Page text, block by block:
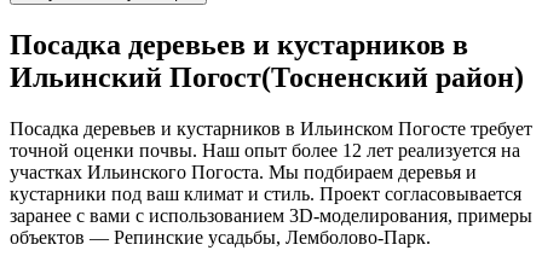
Посадка деревьев и кустарников в
Ильинский Погост(Тосненский район)
Посадка деревьев и кустарников в Ильинском Погосте требует
точной оценки почвы. Наш опыт более 12 лет реализуется на
участках Ильинского Погоста. Мы подбираем деревья и
кустарники под ваш климат и стиль. Проект согласовывается
заранее с вами с использованием 3D-моделирования, примеры
объектов — Репинские усадьбы, Лемболово-Парк.